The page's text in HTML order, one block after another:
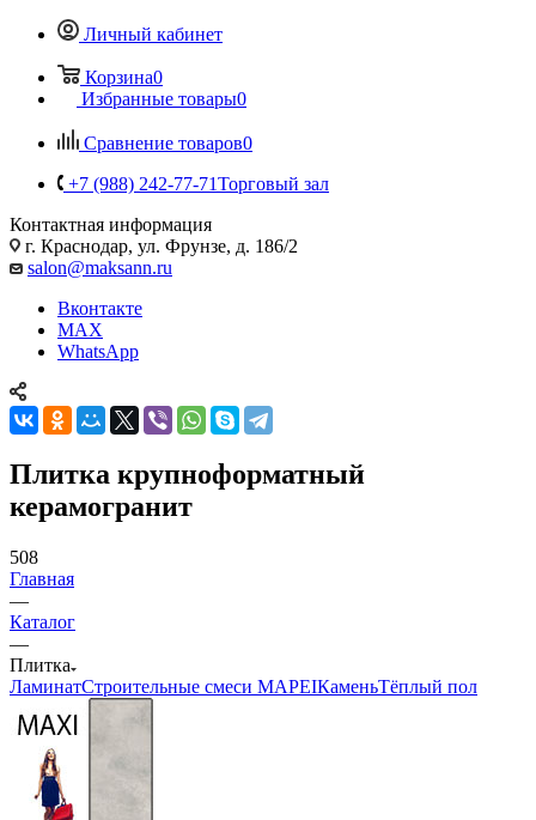
Личный кабинет
Корзина0
Избранные товары0
Сравнение товаров0
+7 (988) 242-77-71Торговый зал
Контактная информация
г. Краснодар, ул. Фрунзе, д. 186/2
salon@maksann.ru
Вконтакте
MAX
WhatsApp
Плитка крупноформатный
керамогранит
508
Главная
—
Каталог
—
Плитка
ЛаминатСтроительные смеси MAPEIКаменьТёплый пол